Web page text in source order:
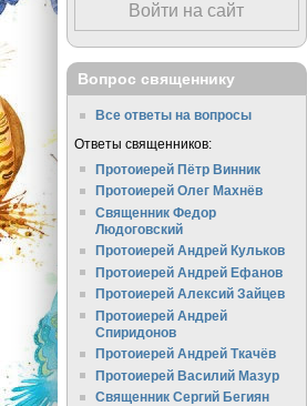
Войти на сайт
Вопрос священнику
Все ответы на вопросы
Ответы священников:
Протоиерей Пётр Винник
Протоиерей Олег Махнёв
Священник Федор
Людоговский
Протоиерей Андрей Кульков
Протоиерей Андрей Ефанов
Протоиерей Алексий Зайцев
Протоиерей Андрей
Спиридонов
Протоиерей Андрей Ткачёв
Протоиерей Василий Мазур
Священник Сергий Бегиян